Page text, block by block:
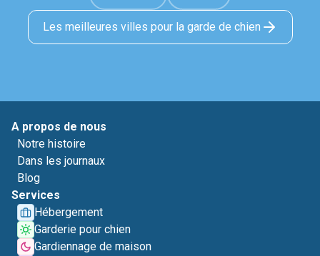
Les meilleures villes pour la garde de chien
A propos de nous
Notre histoire
Dans les journaux
Blog
Services
Hébergement
Garderie pour chien
Gardiennage de maison